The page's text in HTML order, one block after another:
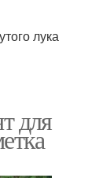
лука
для